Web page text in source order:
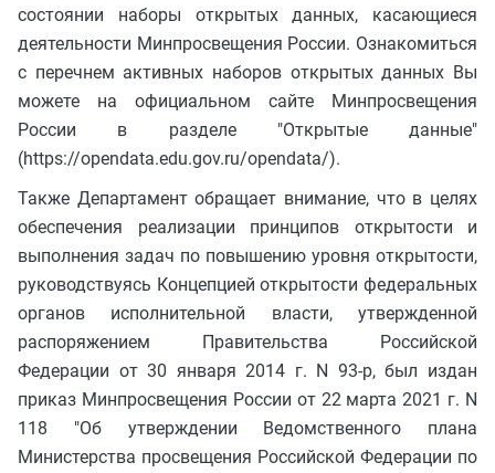
состоянии наборы открытых данных, касающиеся
деятельности Минпросвещения России. Ознакомиться
с перечнем активных наборов открытых данных Вы
можете на официальном сайте Минпросвещения
России в разделе "Открытые данные"
(https://opendata.edu.gov.ru/opendata/).
Также Департамент обращает внимание, что в целях
обеспечения реализации принципов открытости и
выполнения задач по повышению уровня открытости,
руководствуясь Концепцией открытости федеральных
органов исполнительной власти, утвержденной
распоряжением Правительства Российской
Федерации от 30 января 2014 г. N 93-р, был издан
приказ Минпросвещения России от 22 марта 2021 г. N
118 "Об утверждении Ведомственного плана
Министерства просвещения Российской Федерации по